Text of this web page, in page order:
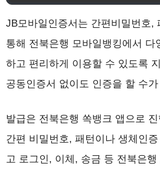
JB모바일인증서는 간편비밀번호,
통해 전북은행 모바일뱅킹에서 다
하고 편리하게 이용할 수 있도록
공동인증서 없이도 인증을 할 수
발급은 전북은행 쏙뱅크 앱으로
간편 비밀번호, 패턴이나 생체인
고 로그인, 이체, 송금 등 전북은